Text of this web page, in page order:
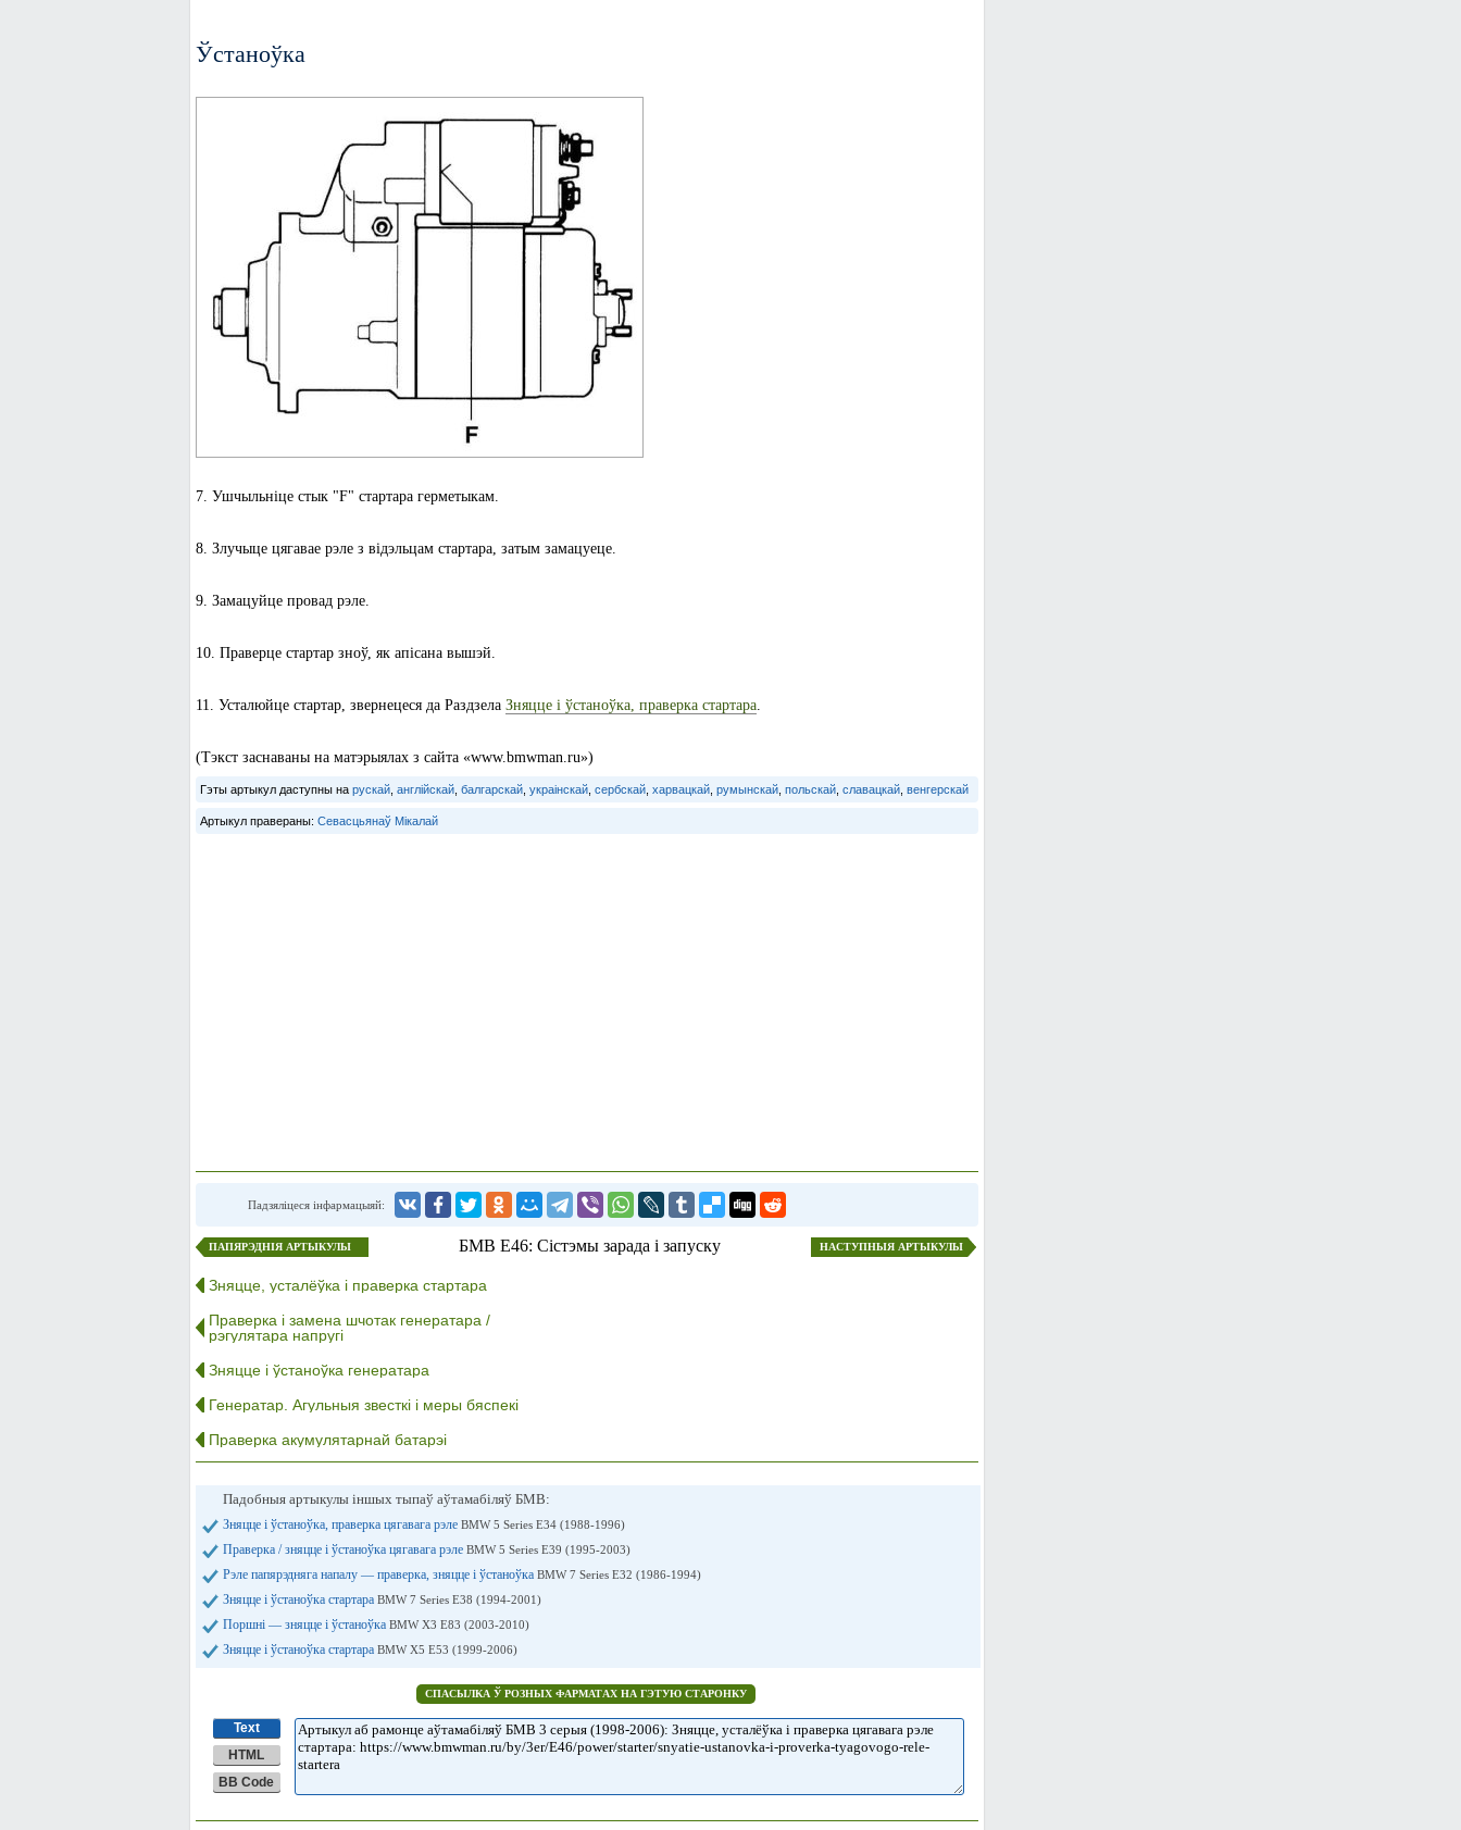
Ўстаноўка
7. Ушчыльніце стык "F" стартара герметыкам.
8. Злучыце цягавае рэле з відэльцам стартара, затым замацуеце.
9. Замацуйце провад рэле.
10. Праверце стартар зноў, як апісана вышэй.
11. Усталюйце стартар, звернецеся да Раздзела Зняцце і ўстаноўка, праверка стартара.
(Тэкст заснаваны на матэрыялах з сайта «www.bmwman.ru»)
Гэты артыкул даступны на рускай, англійскай, балгарскай, украінскай, сербскай, харвацкай, румынскай, польскай, славацкай, венгерскай
Артыкул правераны: Севасцьянаў Мікалай
Падзяліцеся інфармацыяй:
ПАПЯРЭДНІЯ АРТЫКУЛЫ БМВ E46: Сістэмы зарада і запуску НАСТУПНЫЯ АРТЫКУЛЫ
Зняцце, усталёўка і праверка стартара
Праверка і замена шчотак генератара /
рэгулятара напругі
Зняцце і ўстаноўка генератара
Генератар. Агульныя звесткі і меры бяспекі
Праверка акумулятарнай батарэі
Падобныя артыкулы іншых тыпаў аўтамабіляў БМВ:
Зняцце і ўстаноўка, праверка цягавага рэле BMW 5 Series E34 (1988-1996)
Праверка / зняцце і ўстаноўка цягавага рэле BMW 5 Series E39 (1995-2003)
Рэле папярэдняга напалу — праверка, зняцце і ўстаноўка BMW 7 Series E32 (1986-1994)
Зняцце і ўстаноўка стартара BMW 7 Series E38 (1994-2001)
Поршні — зняцце і ўстаноўка BMW X3 E83 (2003-2010)
Зняцце і ўстаноўка стартара BMW X5 E53 (1999-2006)
СПАСЫЛКА Ў РОЗНЫХ ФАРМАТАХ НА ГЭТУЮ СТАРОНКУ
Text
HTML
BB Code